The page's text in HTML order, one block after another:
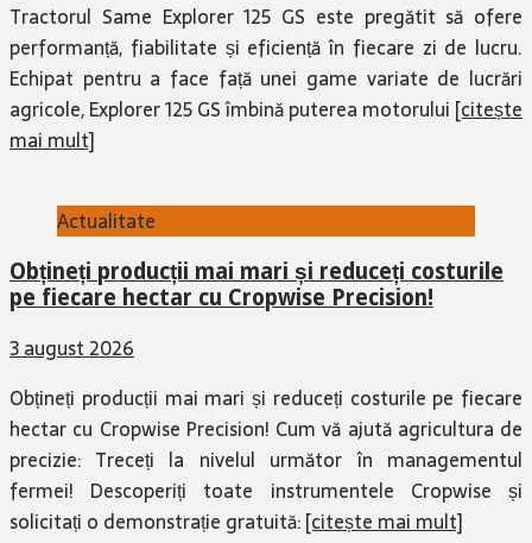
Tractorul Same Explorer 125 GS este pregătit să ofere
performanță, fiabilitate și eficiență în fiecare zi de lucru.
Echipat pentru a face față unei game variate de lucrări
agricole, Explorer 125 GS îmbină puterea motorului [citește
mai mult]
Actualitate
Obțineți producții mai mari și reduceți costurile
pe fiecare hectar cu Cropwise Precision!
3 august 2026
Obțineți producții mai mari și reduceți costurile pe fiecare
hectar cu Cropwise Precision! Cum vă ajută agricultura de
precizie: Treceți la nivelul următor în managementul
fermei! Descoperiți toate instrumentele Cropwise și
solicitați o demonstrație gratuită:[citește mai mult]